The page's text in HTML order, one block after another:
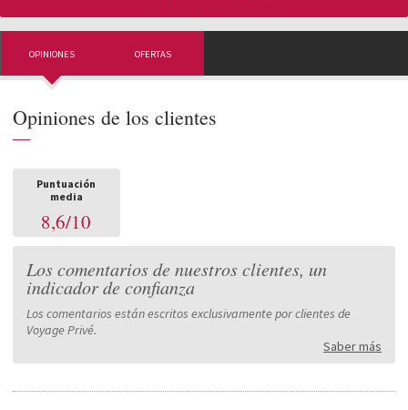
OPINIONES OFERTAS
Opiniones de los clientes
—
Puntuación
media
8,6/10
Los comentarios de nuestros clientes, un
indicador de confianza
Los comentarios están escritos exclusivamente por clientes de
Voyage Privé.
Saber más